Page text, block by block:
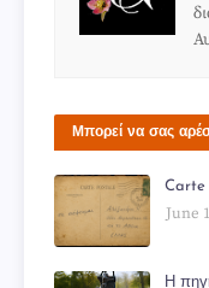
Μπορεί να σας
Carte
June
Η